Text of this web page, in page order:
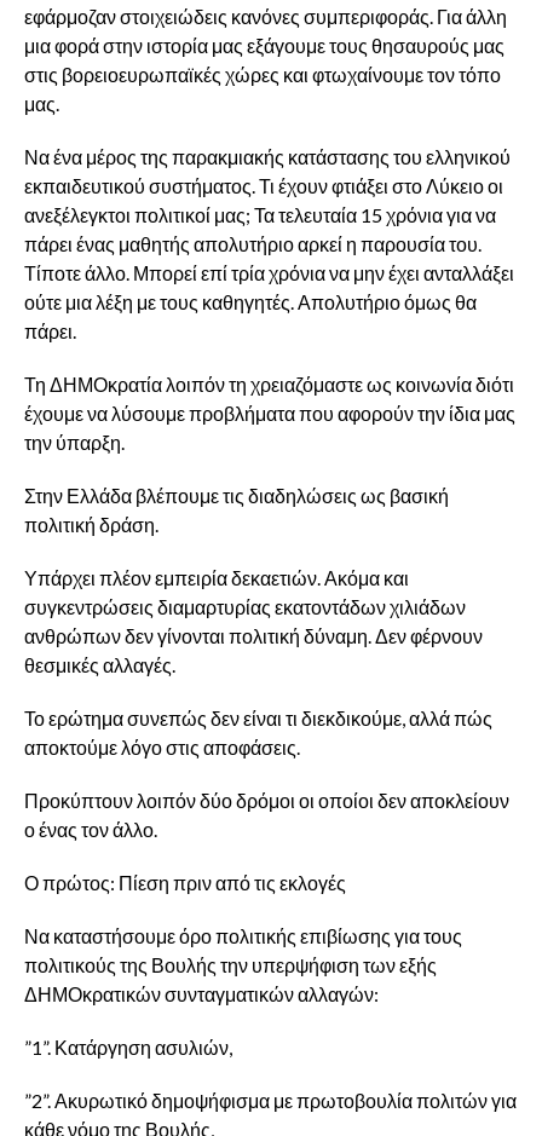
εφάρμοζαν στοιχειώδεις κανόνες συμπεριφοράς. Για άλλη
μια φορά στην ιστορία μας εξάγουμε τους θησαυρούς μας
στις βορειοευρωπαϊκές χώρες και φτωχαίνουμε τον τόπο
μας.
Να ένα μέρος της παρακμιακής κατάστασης του ελληνικού
εκπαιδευτικού συστήματος. Τι έχουν φτιάξει στο Λύκειο οι
ανεξέλεγκτοι πολιτικοί μας; Τα τελευταία 15 χρόνια για να
πάρει ένας μαθητής απολυτήριο αρκεί η παρουσία του.
Τίποτε άλλο. Μπορεί επί τρία χρόνια να μην έχει ανταλλάξει
ούτε μια λέξη με τους καθηγητές. Απολυτήριο όμως θα
πάρει.
Τη ΔΗΜΟκρατία λοιπόν τη χρειαζόμαστε ως κοινωνία διότι
έχουμε να λύσουμε προβλήματα που αφορούν την ίδια μας
την ύπαρξη.
Στην Ελλάδα βλέπουμε τις διαδηλώσεις ως βασική
πολιτική δράση.
Υπάρχει πλέον εμπειρία δεκαετιών. Ακόμα και
συγκεντρώσεις διαμαρτυρίας εκατοντάδων χιλιάδων
ανθρώπων δεν γίνονται πολιτική δύναμη. Δεν φέρνουν
θεσμικές αλλαγές.
Το ερώτημα συνεπώς δεν είναι τι διεκδικούμε, αλλά πώς
αποκτούμε λόγο στις αποφάσεις.
Προκύπτουν λοιπόν δύο δρόμοι οι οποίοι δεν αποκλείουν
ο ένας τον άλλο.
Ο πρώτος: Πίεση πριν από τις εκλογές
Να καταστήσουμε όρο πολιτικής επιβίωσης για τους
πολιτικούς της Βουλής την υπερψήφιση των εξής
ΔΗΜΟκρατικών συνταγματικών αλλαγών:
”1”. Κατάργηση ασυλιών,
”2”. Ακυρωτικό δημοψήφισμα με πρωτοβουλία πολιτών για
κάθε νόμο της Βουλής,